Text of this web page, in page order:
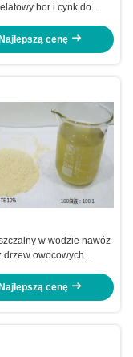
bor i cynk do
winogronowych
Najlepszą cenę
w wodzie nawóz
drzew owocowych
winogronowy
Najlepszą cenę